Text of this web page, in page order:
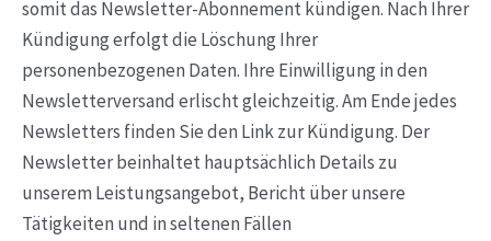
somit das Newsletter-Abonnement kündigen. Nach Ihrer
Kündigung erfolgt die Löschung Ihrer
personenbezogenen Daten. Ihre Einwilligung in den
Newsletterversand erlischt gleichzeitig. Am Ende jedes
Newsletters finden Sie den Link zur Kündigung. Der
Newsletter beinhaltet hauptsächlich Details zu
unserem Leistungsangebot, Bericht über unsere
Tätigkeiten und in seltenen Fällen